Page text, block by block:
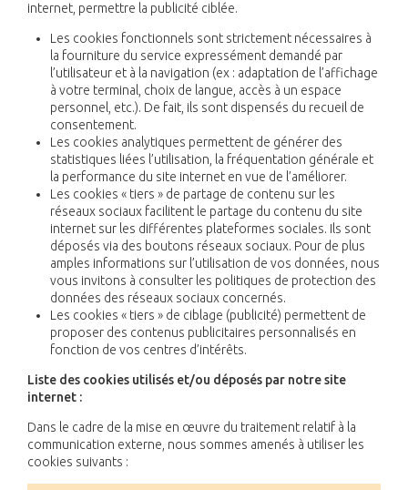
internet, permettre la publicité ciblée.
Les cookies fonctionnels sont strictement nécessaires à
la fourniture du service expressément demandé par
l’utilisateur et à la navigation (ex : adaptation de l’affichage
à votre terminal, choix de langue, accès à un espace
personnel, etc.). De fait, ils sont dispensés du recueil de
consentement.
Les cookies analytiques permettent de générer des
statistiques liées l’utilisation, la fréquentation générale et
la performance du site internet en vue de l’améliorer.
Les cookies « tiers » de partage de contenu sur les
réseaux sociaux facilitent le partage du contenu du site
internet sur les différentes plateformes sociales. Ils sont
déposés via des boutons réseaux sociaux. Pour de plus
amples informations sur l’utilisation de vos données, nous
vous invitons à consulter les politiques de protection des
données des réseaux sociaux concernés.
Les cookies « tiers » de ciblage (publicité) permettent de
proposer des contenus publicitaires personnalisés en
fonction de vos centres d’intérêts.
Liste des cookies utilisés et/ou déposés par notre site
internet :
Dans le cadre de la mise en œuvre du traitement relatif à la
communication externe, nous sommes amenés à utiliser les
cookies suivants :